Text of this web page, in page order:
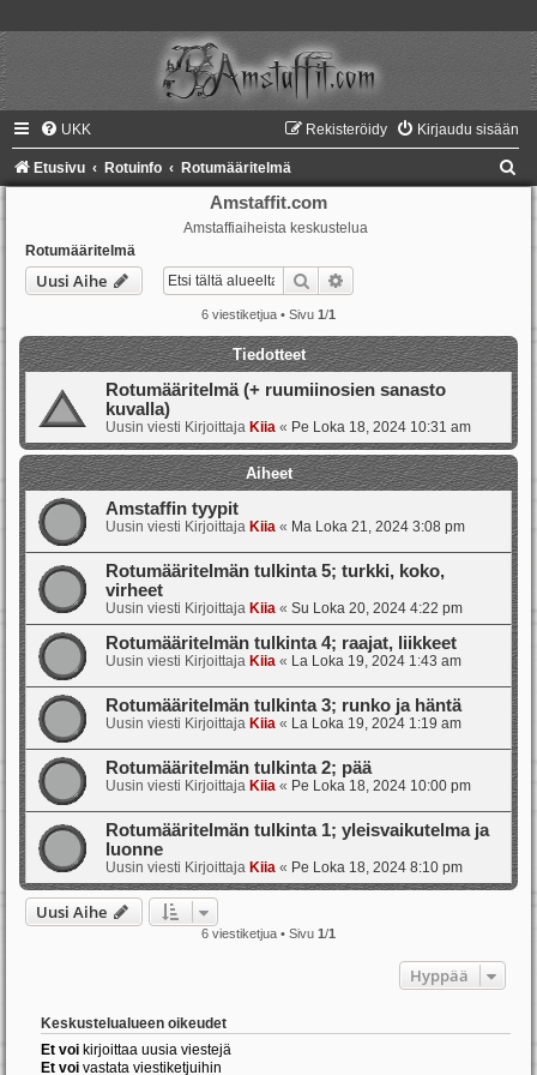
UKK Kirjaudu sisään
Rekisteröidy
Etusivu Rotuinfo Rotumääritelmä
Amstaffit.com
Amstaffiaiheista keskustelua
Rotumääritelmä
Uusi Aihe Etsi
6 viestiketjua • Sivu 1/1
Tiedotteet
Rotumääritelmä (+ ruumiinosien sanasto
kuvalla)
Uusin viesti Kirjoittaja Kiia « Pe Loka 18, 2024 10:31 am
Aiheet
Amstaffin tyypit
Uusin viesti Kirjoittaja Kiia « Ma Loka 21, 2024 3:08 pm
Rotumääritelmän tulkinta 5; turkki, koko,
virheet
Uusin viesti Kirjoittaja Kiia « Su Loka 20, 2024 4:22 pm
Rotumääritelmän tulkinta 4; raajat, liikkeet
Uusin viesti Kirjoittaja Kiia « La Loka 19, 2024 1:43 am
Rotumääritelmän tulkinta 3; runko ja häntä
Uusin viesti Kirjoittaja Kiia « La Loka 19, 2024 1:19 am
Rotumääritelmän tulkinta 2; pää
Uusin viesti Kirjoittaja Kiia « Pe Loka 18, 2024 10:00 pm
Rotumääritelmän tulkinta 1; yleisvaikutelma ja
luonne
Uusin viesti Kirjoittaja Kiia « Pe Loka 18, 2024 8:10 pm
Uusi Aihe
6 viestiketjua • Sivu 1/1
Hyppää
Keskustelualueen oikeudet
Et voi kirjoittaa uusia viestejä
Et voi vastata viestiketjuihin